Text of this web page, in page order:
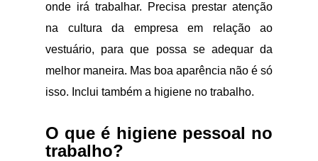
onde irá trabalhar. Precisa prestar atenção
na cultura da empresa em relação ao
vestuário, para que possa se adequar da
melhor maneira. Mas boa aparência não é só
isso. Inclui também a higiene no trabalho.
O que é higiene pessoal no
trabalho?